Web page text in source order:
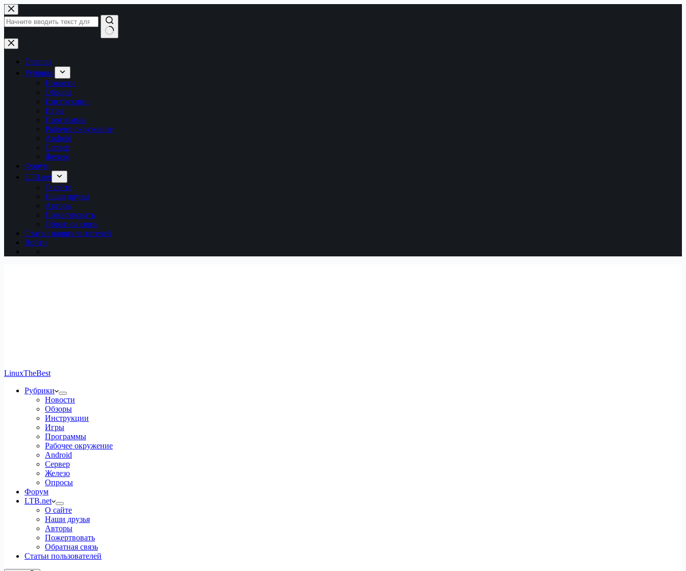
Перейти
к
сути
Ничего
не
найденоГлавная
Рубрики
Новости
Обзоры
Инструкции
Игры
Программы
Рабочее окружение
Android
Сервер
Железо
Форум
LTB.net
О сайте
Наши друзья
Авторы
Пожертвовать
Обратная связь
Статьи наших читателей
Войти
LinuxTheBest
Рубрики
Новости
Обзоры
Инструкции
Игры
Программы
Рабочее окружение
Android
Сервер
Железо
Опросы
Форум
LTB.net
О сайте
Наши друзья
Авторы
Пожертвовать
Обратная связь
Статьи пользователей